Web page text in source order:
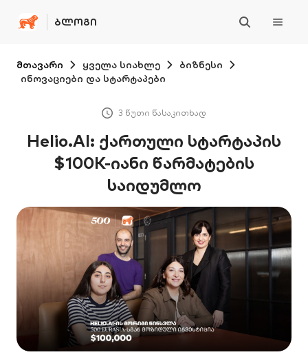
ᲑᲚᲝᲒᲘ
მთავარი ყველა სიახლე
ბიზნესი
ინოვაციები და სტარტაპები
3 წუთი წასაკითხად
Helio.AI: ქართული სტარტაპის
$100K-იანი წარმატების
საიდუმლო